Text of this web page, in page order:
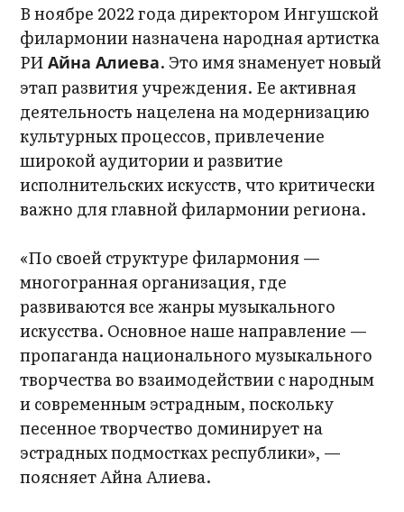
В ноябре 2022 года директором Ингушской
филармонии назначена народная артистка
РИАйна Алиева. Это имя знаменует новый
этап развития учреждения. Ее активная
деятельность нацелена на модернизацию
культурных процессов, привлечение
широкой аудитории и развитие
исполнительских искусств, что критически
важно для главной филармонии региона.
«По своей структуре филармония —
многогранная организация, где
развиваются все жанры музыкального
искусства. Основное наше направление —
пропаганда национального музыкального
творчества во взаимодействии с народным
и современным эстрадным, поскольку
песенное творчество доминирует на
эстрадных подмостках республики», —
поясняет Айна Алиева.